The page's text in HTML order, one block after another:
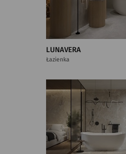
LUNAVERA
Łazienka